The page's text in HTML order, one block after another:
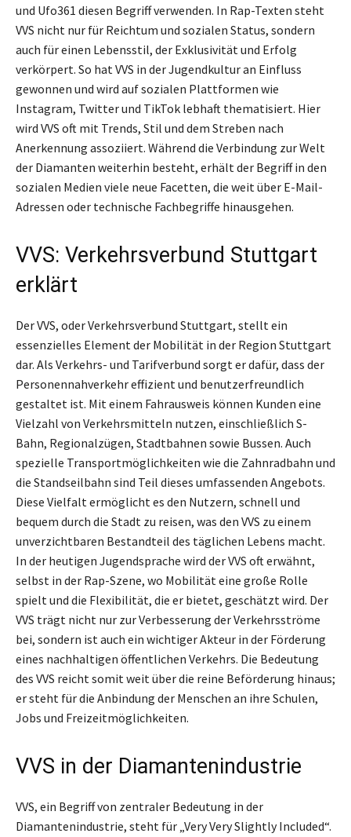
und Ufo361 diesen Begriff verwenden. In Rap-Texten steht
VVS nicht nur für Reichtum und sozialen Status, sondern
auch für einen Lebensstil, der Exklusivität und Erfolg
verkörpert. So hat VVS in der Jugendkultur an Einfluss
gewonnen und wird auf sozialen Plattformen wie
Instagram, Twitter und TikTok lebhaft thematisiert. Hier
wird VVS oft mit Trends, Stil und dem Streben nach
Anerkennung assoziiert. Während die Verbindung zur Welt
der Diamanten weiterhin besteht, erhält der Begriff in den
sozialen Medien viele neue Facetten, die weit über E-Mail-
Adressen oder technische Fachbegriffe hinausgehen.
VVS: Verkehrsverbund Stuttgart
erklärt
Der VVS, oder Verkehrsverbund Stuttgart, stellt ein
essenzielles Element der Mobilität in der Region Stuttgart
dar. Als Verkehrs- und Tarifverbund sorgt er dafür, dass der
Personennahverkehr effizient und benutzerfreundlich
gestaltet ist. Mit einem Fahrausweis können Kunden eine
Vielzahl von Verkehrsmitteln nutzen, einschließlich S-
Bahn, Regionalzügen, Stadtbahnen sowie Bussen. Auch
spezielle Transportmöglichkeiten wie die Zahnradbahn und
die Standseilbahn sind Teil dieses umfassenden Angebots.
Diese Vielfalt ermöglicht es den Nutzern, schnell und
bequem durch die Stadt zu reisen, was den VVS zu einem
unverzichtbaren Bestandteil des täglichen Lebens macht.
In der heutigen Jugendsprache wird der VVS oft erwähnt,
selbst in der Rap-Szene, wo Mobilität eine große Rolle
spielt und die Flexibilität, die er bietet, geschätzt wird. Der
VVS trägt nicht nur zur Verbesserung der Verkehrsströme
bei, sondern ist auch ein wichtiger Akteur in der Förderung
eines nachhaltigen öffentlichen Verkehrs. Die Bedeutung
des VVS reicht somit weit über die reine Beförderung hinaus;
er steht für die Anbindung der Menschen an ihre Schulen,
Jobs und Freizeitmöglichkeiten.
VVS in der Diamantenindustrie
VVS, ein Begriff von zentraler Bedeutung in der
Diamantenindustrie, steht für „Very Very Slightly Included“.